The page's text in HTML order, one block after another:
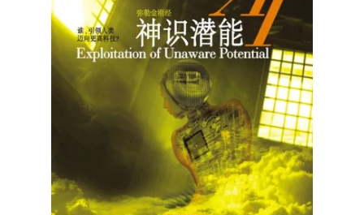
女裝 男裝 化妝保養
電子/紙本書